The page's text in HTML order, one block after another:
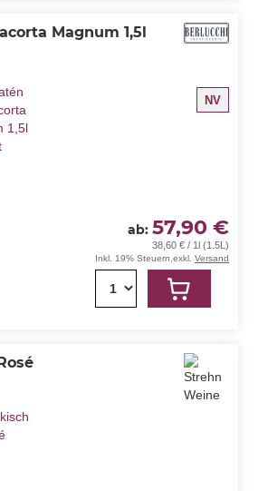
Magnum 1,5l
NV
ab 57,90 €
38,60 € / 1l (1.5L)
Inkl. 19% Steuern exkl. Versand
1